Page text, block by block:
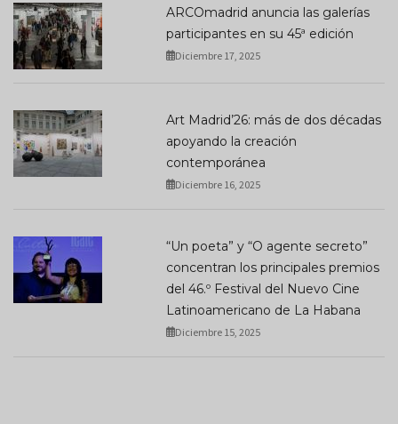
ARCOmadrid anuncia las galerías
participantes en su 45ª edición
Diciembre 17, 2025
Art Madrid’26: más de dos décadas
apoyando la creación
contemporánea
Diciembre 16, 2025
“Un poeta” y “O agente secreto”
concentran los principales premios
del 46.º Festival del Nuevo Cine
Latinoamericano de La Habana
Diciembre 15, 2025